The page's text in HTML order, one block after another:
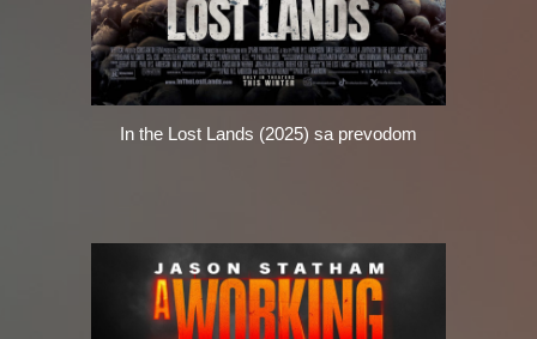
In the Lost Lands (2025) sa prevodom